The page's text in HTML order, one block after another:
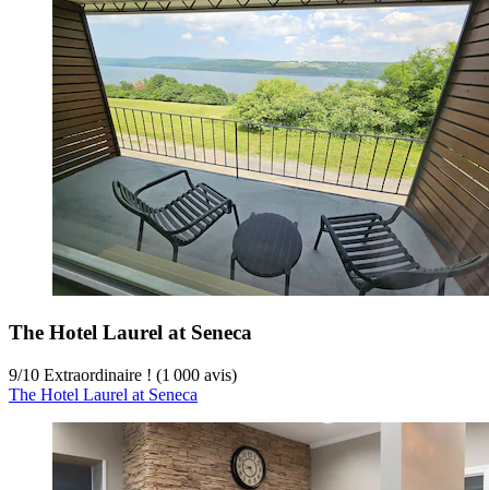
The Hotel Laurel at Seneca
9/10 Extraordinaire ! (1 000 avis)
The Hotel Laurel at Seneca